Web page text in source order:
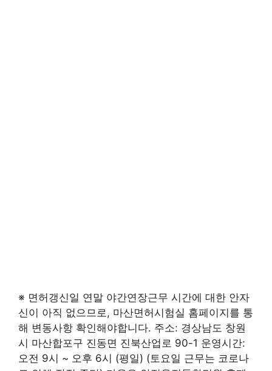
※ 면허갱신일 연말 야간연장근무 시간에 대한 안자
신이 아직 없으므로, 마산면허시험실 홈페이지를 통
해 변동사항 확인해야합니다. 주소: 경상남도 창원
시 마산합포구 진동면 진북산업로 90-1 운영시간:
오전 9시 ~ 오후 6시 (평일) (토요일 근무는 코로나